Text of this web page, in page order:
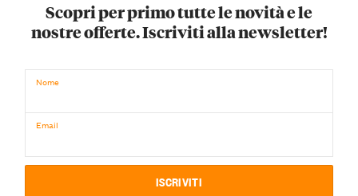
Scopri per primo tutte le novità e le
nostre offerte. Iscriviti alla newsletter!
Nome
Email